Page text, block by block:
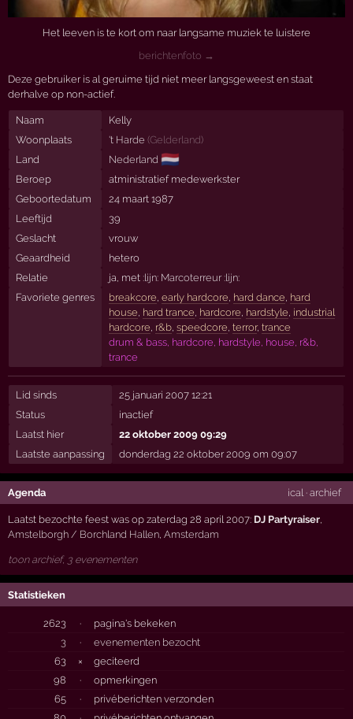
Het leeven is te kort om naar langsame muziek te luistere
berichtenfoto →
Deze gebruiker is al geruime tijd niet meer langsgeweest en staat
derhalve op non-actief.
Naam
Kelly
Woonplaats
't Harde (Gelderland)
Land
Nederland 🇳🇱
Beroep
atministratief medewerkster
Geboortedatum
24 maart 1987
Leeftijd
39
Geslacht
vrouw
Geaardheid
hetero
Relatie
ja, met :lijn: Marcoterreur :lijn:
Favoriete genres
breakcore early hardcore hard dance hard
house hard trance hardcore hardstyle industrial
hardcore r&b, speedcore terror, trance
drum & bass, hardcore, hardstyle, house, r&b,
trance
Lid sinds
25 januari 2007 12:21
Status
inactief
Laatst hier
22 oktober 2009 09:29
Laatste aanpassing
donderdag 22 oktober 2009 om 09:07
Agenda ical · archief
Laatst bezochte feest was op zaterdag 28 april 2007: DJ Partyraiser,
Amstelborgh / Borchland Hallen,Amsterdam
toon archief, 3 evenementen
Statistieken
2623 ·
pagina's bekeken
3
·
evenementen bezocht
63
×
geciteerd
98
·
opmerkingen
65
·
privéberichten verzonden